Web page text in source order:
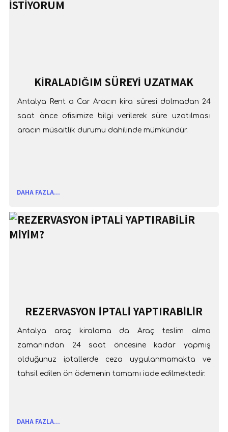
KİRALADIĞIM SÜREYİ UZATMAK
İSTİYORUM
Antalya Rent a Car Aracın kira süresi dolmadan 24
saat önce ofisimize bilgi verilerek süre uzatılması
aracın müsaitlik durumu dahilinde mümkündür.
DAHA FAZLA...
REZERVASYON İPTALİ YAPTIRABİLİR
MİYİM?
Antalya araç kiralama da Araç teslim alma
zamanından 24 saat öncesine kadar yapmış
olduğunuz iptallerde ceza uygulanmamakta ve
tahsil edilen ön ödemenin tamamı iade edilmektedir.
DAHA FAZLA...